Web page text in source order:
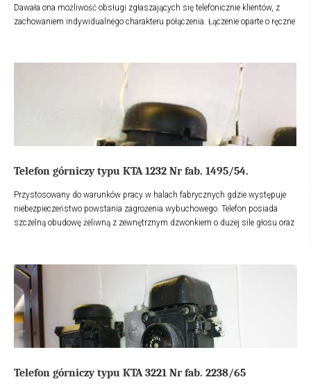
Dawała ona możliwość obsługi zgłaszających się telefonicznie klientów, z
zachowaniem indywidualnego charakteru połączenia. Łączenie oparte o ręczne
wbudowany generator prądu, który był pobudzany przy pomocy korbki.
Centrala telefoniczna stanowiła wyposażenie biura - sekretariatu.
Telefon górniczy typu KTA 1232 Nr fab. 1495/54.
Przystosowany do warunków pracy w halach fabrycznych gdzie występuje
niebezpieczeństwo powstania zagrożenia wybuchowego. Telefon posiada
szczelną obudowę żeliwną z zewnętrznym dzwonkiem o dużej sile głosu oraz
gazoszczelnej.
Telefon górniczy typu KTA 3221 Nr fab. 2238/65